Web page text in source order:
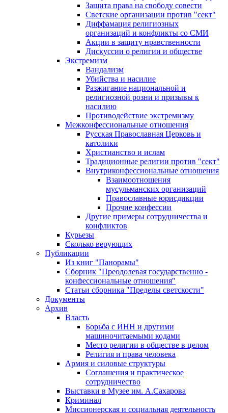
Защита права на свободу совести
Светские организации против "сект"
Диффамация религиозных
организаций и конфликты со СМИ
Акции в защиту нравственности
Дискуссии о религии и обществе
Экстремизм
Вандализм
Убийства и насилие
Разжигание национальной и
религиозной розни и призывы к
насилию
Противодействие экстремизму
Межконфессиональные отношения
Русская Православная Церковь и
католики
Христианство и ислам
Традиционные религии против "сект"
Внутриконфессиональные отношения
Взаимоотношения
мусульманских организаций
Православные юрисдикции
Прочие конфессии
Другие примеры сотрудничества и
конфликтов
Курьезы
Сколько верующих
Публикации
Из книг "Панорамы"
Сборник "Преодолевая государственно -
конфессиональные отношения"
Статьи сборника "Пределы светскости"
Документы
Архив
Власть
Борьба с ИНН и другими
машиночитаемыми кодами
Место религии в обществе в целом
Религия и права человека
Армия и силовые структуры
Соглашения и практическое
сотрудничество
Выставки в Музее им. А.Сахарова
Криминал
Миссионерская и социальная деятельность